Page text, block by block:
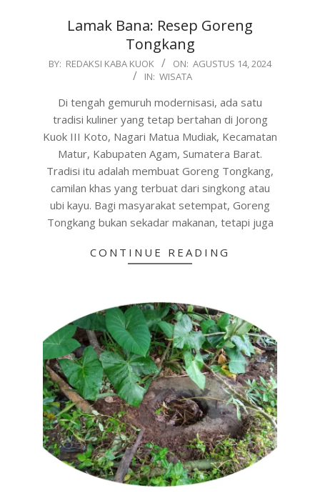
Lamak Bana: Resep Goreng
Tongkang
2024-
BY: REDAKSI KABA KUOK ON: AGUSTUS 14, 2024
IN: WISATA
Di tengah gemuruh modernisasi, ada satu
tradisi kuliner yang tetap bertahan di Jorong
Kuok III Koto, Nagari Matua Mudiak, Kecamatan
Matur, Kabupaten Agam, Sumatera Barat.
Tradisi itu adalah membuat Goreng Tongkang,
camilan khas yang terbuat dari singkong atau
ubi kayu. Bagi masyarakat setempat, Goreng
Tongkang bukan sekadar makanan, tetapi juga
CONTINUE READING